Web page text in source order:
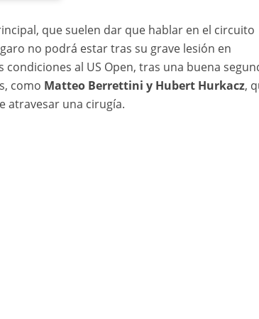
que suelen dar que hablar en el circuito
no podrá estar tras su grave lesión en
al US Open, tras una buena
como Matteo Berrettini y Hubert Hurkacz,
atravesar una cirugía.